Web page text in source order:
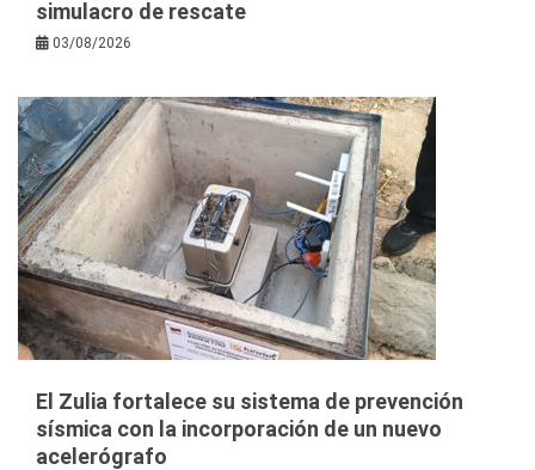
simulacro de rescate
03/08/2026
El Zulia fortalece su sistema de prevención
sísmica con la incorporación de un nuevo
acelerógrafo